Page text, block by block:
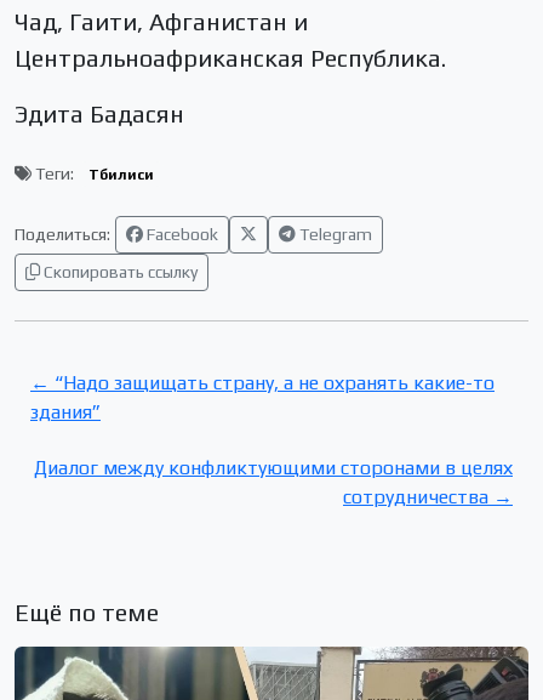
Чад, Гаити, Афганистан и
Центральноафриканская Республика.
Эдита Бадасян
Теги: Тбилиси
Поделиться: Facebook
Telegram
Скопировать ссылку
← “Надо защищать страну, а не охранять какие-то
здания”
Диалог между конфликтующими сторонами в целях
сотрудничества →
Ещё по теме